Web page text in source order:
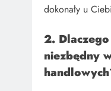
dokonały u
2.
niezbędny